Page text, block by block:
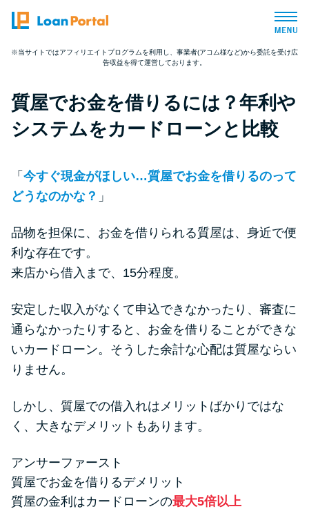
トップページ
おすすめコンテンツ
バレずに借りたい方向け
審査が不安な方向け
便利なコンテンツ
カードローン診断
カードローンQ&A
特集ページ
リボ払いをそのまま払いきると
損！
※当サイトではアフィリエイトプログラムを利用し、事業者(アコム様など)から委託を受け広
告収益を得て運営しております。
質屋でお金を借りるには？年利や
システムをカードローンと比較
「 今すぐ現金がほしい…質屋でお金を借りるのって
どうなのかな？ 」
品物を担保に、お金を借りられる質屋は、身近で便
利な存在です。
来店から借入まで、15分程度。
安定した収入がなくて申込できなかったり、審査に
通らなかったりすると、お金を借りることができな
いカードローン。そうした余計な心配は質屋ならい
りません。
しかし、質屋での借入れはメリットばかりではな
く、大きなデメリットもあります。
アンサーファースト
質屋でお金を借りるデメリット
質屋の金利はカードローンの最大5倍以上